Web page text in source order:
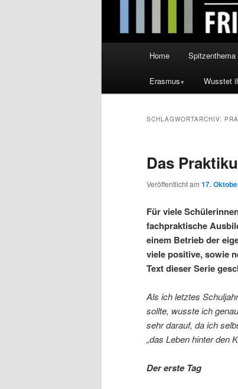
Home Spitzenthema
Erasmus+ Wusstet
SCHLAGWORTARCHIV:
Das
Veröffentlicht am 17.
Für viele
fachpraktische
einem Betrieb der
viele positive, sowie
Text dieser Serie
Als ich letztes
sollte, wusste ich
sehr darauf, da ich
„das Leben hinter den
Der erste Tag